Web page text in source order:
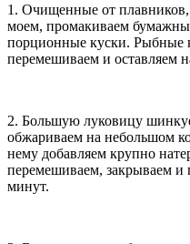
1. Очищенные от
моем, промакиваем
порционные куски. Рыбные
перемешиваем и оставляем
2. Большую луковицу
обжариваем на небольшом
нему добавляем крупно
перемешиваем, закрываем и
минут.